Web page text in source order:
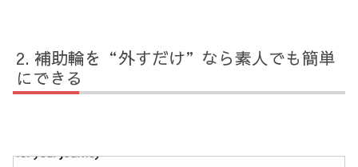
補助輪を“外すだけ”なら素人でも簡単
にできる